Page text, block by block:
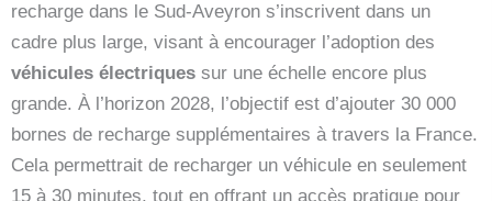
recharge dans le Sud-Aveyron s’inscrivent dans un
cadre plus large, visant à encourager l’adoption des
véhicules électriques sur une échelle encore plus
grande. À l’horizon 2028, l’objectif est d’ajouter 30 000
bornes de recharge supplémentaires à travers la France.
Cela permettrait de recharger un véhicule en seulement
15 à 30 minutes, tout en offrant un accès pratique pour